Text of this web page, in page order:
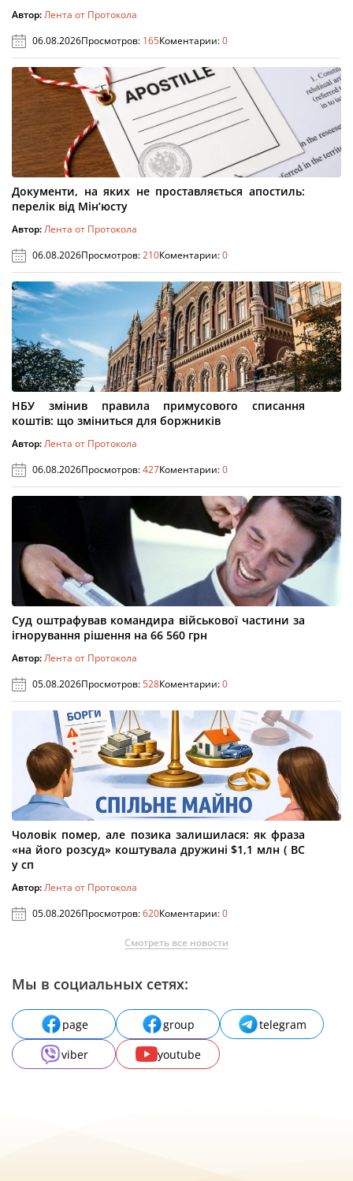
Автор:Лента от Протокола
06.08.2026Просмотров: 165Коментарии:0
Документи, на яких не проставляється апостиль:
перелік від Мін’юсту
Автор:Лента от Протокола
06.08.2026Просмотров:210Коментарии:0
НБУ змінив правила примусового списання
коштів: що зміниться для боржників
Автор:Лента от Протокола
06.08.2026Просмотров:427Коментарии:0
Суд оштрафував командира військової частини за
ігнорування рішення на 66 560 грн
Автор:Лента от Протокола
05.08.2026Просмотров:528Коментарии:0
Чоловік помер, але позика залишилася: як фраза
«на його розсуд» коштувала дружині $1,1 млн ( ВС
у сп
Автор:Лента от Протокола
05.08.2026Просмотров:620Коментарии:0
Смотреть все новости
Мы в социальных сетях:
page group
telegram
viber
youtube